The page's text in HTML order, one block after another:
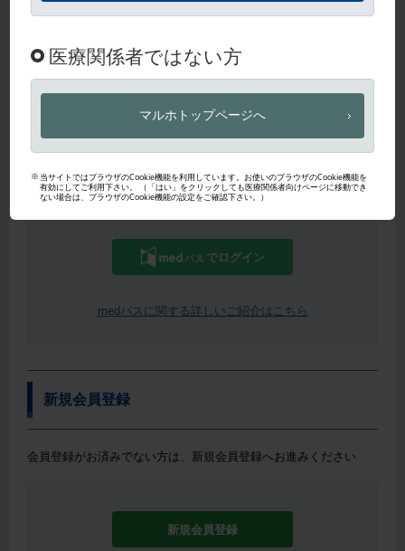
パスワード再設定
利用いただけます。
でログイン
medパスに関する詳しいご紹介はこちら
新規会員登録
会員登録がお済みでない方は、新規会員登録へお進みください
新規会員登録